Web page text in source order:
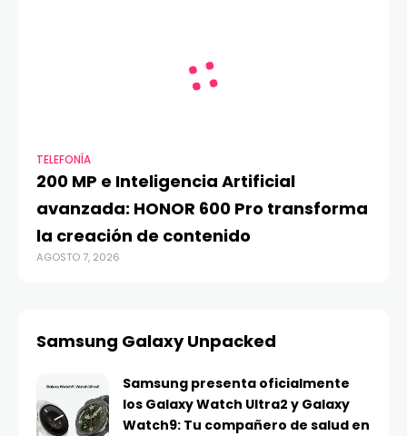
TELEFONÍA
200 MP e Inteligencia Artificial
avanzada: HONOR 600 Pro transforma
la creación de contenido
AGOSTO 7, 2026
Samsung Galaxy Unpacked
Samsung presenta oficialmente
los Galaxy Watch Ultra2 y Galaxy
Watch9: Tu compañero de salud en